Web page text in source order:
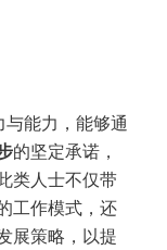
与能力，能够通
的坚定承诺，
类人士不仅带
工作模式，还
展策略，以提